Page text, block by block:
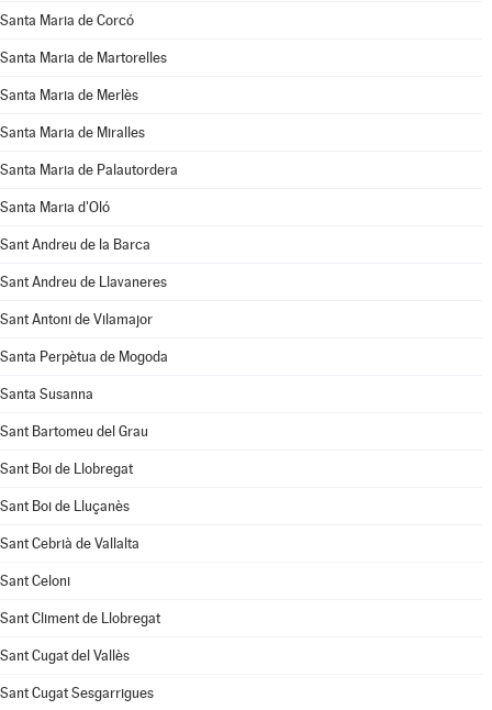
Santa Maria de Corcó
Santa Maria de Martorelles
Santa Maria de Merlès
Santa Maria de Miralles
Santa Maria de Palautordera
Santa Maria d'Oló
Sant Andreu de la Barca
Sant Andreu de Llavaneres
Sant Antoni de Vilamajor
Santa Perpètua de Mogoda
Santa Susanna
Sant Bartomeu del Grau
Sant Boi de Llobregat
Sant Boi de Lluçanès
Sant Cebrià de Vallalta
Sant Celoni
Sant Climent de Llobregat
Sant Cugat del Vallès
Sant Cugat Sesgarrigues